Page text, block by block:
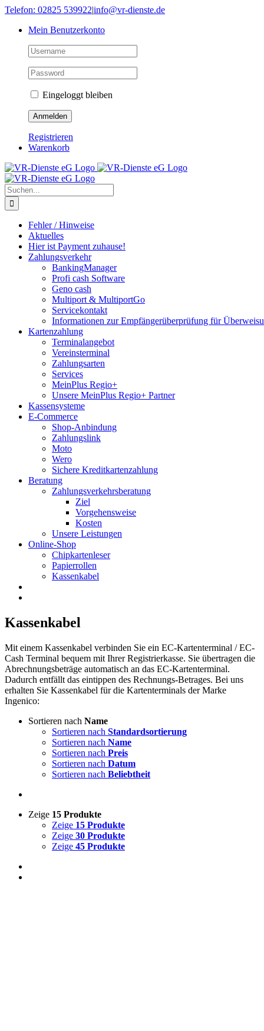
Skip
content
Telefon: 02825 539922|info@vr-dienste.de
Mein Benutzerkonto
Eingeloggt bleiben
Registrieren
Warenkorb
Suche
nach:
Fehler / Hinweise
Aktuelles
Hier ist Payment zuhause!
Zahlungsverkehr
BankingManager
Profi cash Software
Geno cash
Multiport & MultiportGo
Servicekontakt
Informationen zur Empfängerüberprüfung für
Kartenzahlung
Terminalangebot
Vereinsterminal
Zahlungsarten
Services
MeinPlus Regio+
Unsere MeinPlus Regio+ Partner
Kassensysteme
E-Commerce
Shop-Anbindung
Zahlungslink
Moto
Wero
Sichere Kreditkartenzahlung
Beratung
Zahlungsverkehrsberatung
Ziel
Vorgehensweise
Kosten
Unsere Leistungen
Online-Shop
Chipkartenleser
Papierrollen
Kassenkabel
Kassenkabel
Mit einem Kassenkabel verbinden Sie ein EC-Kartenterminal / EC-
Cash Terminal bequem mit Ihrer Registrierkasse. Sie übertragen die
Abrechnungsbeträge automatisch an das EC-Kartenterminal.
Dadurch entfällt das eintippen des Rechnungs-Betrages. Bei uns
erhalten Sie Kassenkabel für die Kartenterminals der Marke
Ingenico:
Sortieren nach Name
Sortieren nach Standardsortierung
Sortieren nach Name
Sortieren nach Preis
Sortieren nach Datum
Sortieren nach Beliebtheit
Zeige 15 Produkte
Zeige 15 Produkte
Zeige 30 Produkte
Zeige 45 Produkte